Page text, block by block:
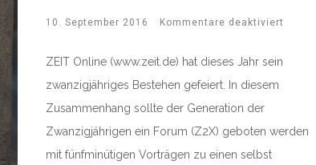
10. September 2016 Kommentare deaktiviert
ZEIT Online (www.zeit.de) hat dieses Jahr sein
zwanzigjähriges Bestehen gefeiert. In diesem
Zusammenhang sollte der Generation der
Zwanzigjährigen ein Forum (Z2X) geboten werden
mit fünfminütigen Vorträgen zu einen selbst